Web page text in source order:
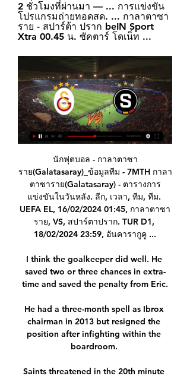
2 ชั่วโมงที่ผ่านมา — ... การแข่งขัน
โปรแกรมถ่ายทอดสด. ... กาลาตาซา
ราย - สปาร์ต้า ปราก beIN Sport
Xtra 00.45 น. ซัคตาร์ โดเน็ท ...
นักฟุตบอล - กาลาตาซา
ราย(Galatasaray)_ข้อมูลทีม - 7MTH กาลา
ตาซาราย(Galatasaray) - ตารางการ
แข่งขันในวันหลัง. ลีก, เวลา, ทีม, ทีม.
UEFA EL, 16/02/2024 01:45, กาลาตาซา
ราย, VS, สปาร์ตาปราก. TUR D1,
18/02/2024 23:59, อันคารากูคู ...
I think the goalkeeper did well. He
saved two or three chances in extra-
time and saved the penalty from Eric.
He had a three-month spell as Ibrox
chairman in 2013 but resigned the
position after infighting within the
boardroom.
Saints threatened in the 20th minute